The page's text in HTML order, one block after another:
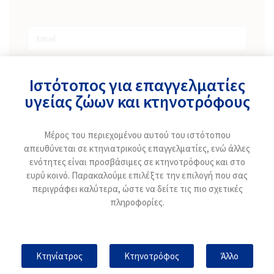
και τηνβασική πληροφόρηση για την προστασία
ηλεκτρονικών δεδομένων.
Έχω διαβάσει και συμφωνώ με τηνπολιτική
απορρήτου
και την
βασική πληροφόρηση για την
Ιστότοπος για επαγγελματίες
υγείας ζώων και κτηνοτρόφους
Μέρος του περιεχομένου αυτού του ιστότοπου
απευθύνεται σε κτηνιατρικούς επαγγελματίες, ενώ άλλες
ενότητες είναι προσβάσιμες σε κτηνοτρόφους και στο
ευρύ κοινό. Παρακαλούμε επιλέξτε την επιλογή που σας
περιγράφει καλύτερα, ώστε να δείτε τις πιο σχετικές
πληροφορίες.
Κτηνίατρος Κτηνοτρόφος Άλλο